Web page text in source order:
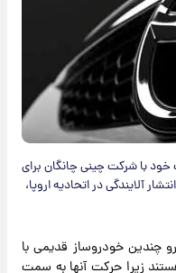
خود با شرکت چینی چانگان برای
آلایندگی در اتحادیه اروپا،
چندین خودروساز قدیمی با
زیرا حرکت آنها به سمت